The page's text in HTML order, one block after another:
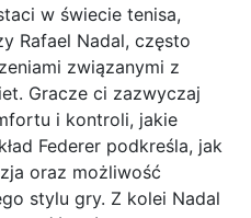
w świecie tenisa,
Rafael Nadal, często
związanymi z
Gracze ci zazwyczaj
i kontroli, jakie
Federer podkreśla, jak
oraz możliwość
stylu gry. Z kolei Nadal